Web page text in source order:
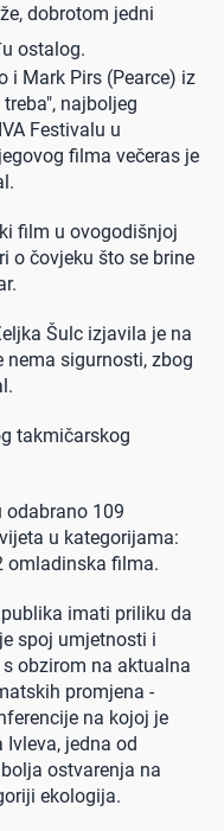
dobrotom jedni
ostalog.
i Mark Pirs (Pearce) iz
najboljeg
Festivalu u
filma večeras je
film u ovogodišnjoj
o čovjeku što se brine
Šulc izjavila je na
nema sigurnosti, zbog
takmičarskog
odabrano 109
u kategorijama:
omladinska filma.
imati priliku da
spoj umjetnosti i
obzirom na aktualna
promjena -
na kojoj je
jedna od
ostvarenja na
ekologija.